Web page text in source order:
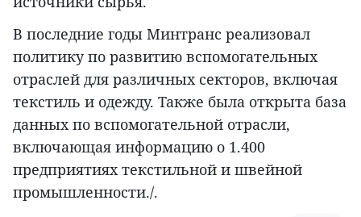
В последние годы Минтранс реализовал
политику по развитию вспомогательных
отраслей для различных секторов, включая
текстиль и одежду. Также была открыта база
данных по вспомогательной отрасли,
включающая информацию о 1.400
предприятиях текстильной и швейной
промышленности./.